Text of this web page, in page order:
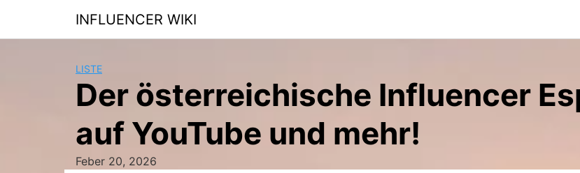
content
INFLUENCER WIKI
LISTE
Der österreichische Influencer
auf YouTube und mehr!
Feber 20, 2026